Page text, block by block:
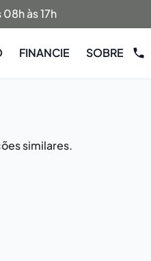
às 17h
FINANCIE SOBRE
similares.